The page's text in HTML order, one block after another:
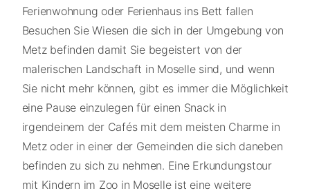
Ferienwohnung oder Ferienhaus ins Bett fallen
Besuchen Sie Wiesen die sich in der Umgebung von
Metz befinden damit Sie begeistert von der
malerischen Landschaft in Moselle sind, und wenn
Sie nicht mehr können, gibt es immer die Möglichkeit
eine Pause einzulegen für einen Snack in
irgendeinem der Cafés mit dem meisten Charme in
Metz oder in einer der Gemeinden die sich daneben
befinden zu sich zu nehmen. Eine Erkundungstour
mit Kindern im Zoo in Moselle ist eine weitere